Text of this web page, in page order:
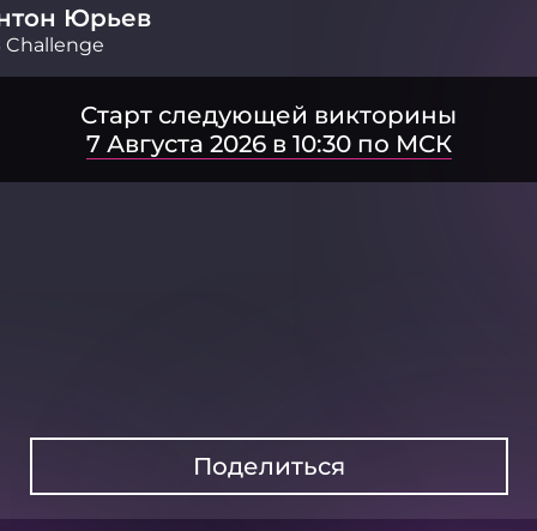
Юрьев
Challenge
Старт следующей викторины
7 Августа 2026 в 10:30 по МСК
Поделиться